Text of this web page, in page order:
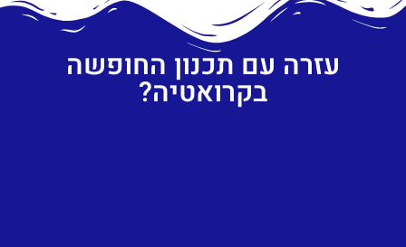
עזרה עם תכנון החופשה
בקרואטיה?